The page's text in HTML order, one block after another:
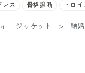
レス 骨格診断 トロ
ー ジャケット 結